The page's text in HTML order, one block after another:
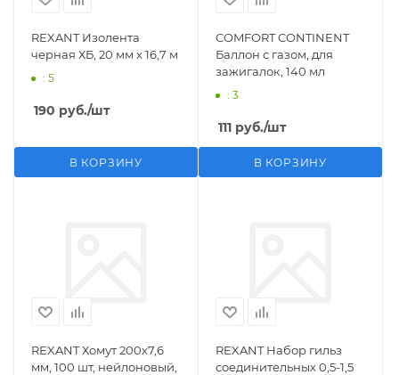
REXANT Изолента
черная ХБ, 20 мм х 16,7 м
: 5
190 руб./шт
В КОРЗИНУ
COMFORT CONTINENT
Баллон с газом, для
зажигалок, 140 мл
: 3
111 руб./шт
В КОРЗИНУ
REXANT Хомут 200х7,6
мм, 100 шт, нейлоновый,
REXANT Набор гильз
соединительных 0,5-1,5